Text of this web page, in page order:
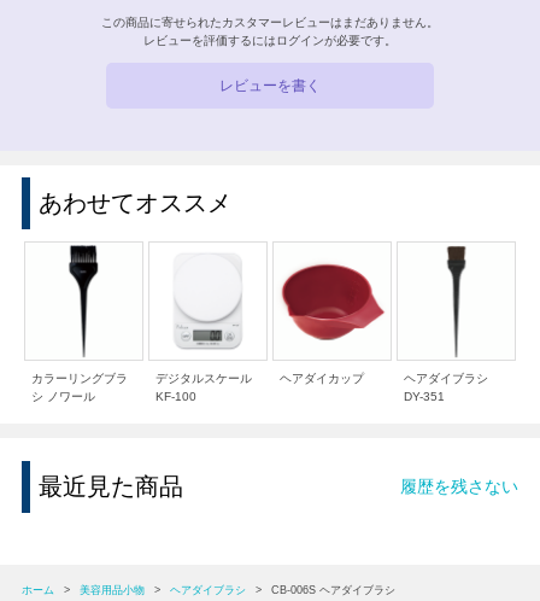
この商品に寄せられたカスタマーレビューはまだありません。
レビューを評価するには ログインが必要です。
レビューを書く
あわせてオススメ
カラーリングブラ
シ ノワール
デジタルスケール
KF-100
ヘアダイカップ
ヘアダイブラシ
DY-351
最近見た商品 履歴を残さない
ホーム > 美容用品小物 > ヘアダイブラシ > CB-006S ヘアダイブラシ